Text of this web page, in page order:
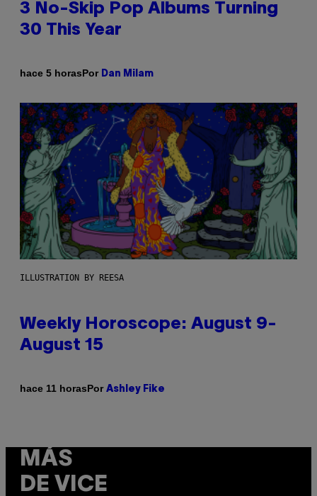
3 No-Skip Pop Albums Turning
30 This Year
hace 5 horasPor Dan Milam
ILLUSTRATION BY REESA
Weekly Horoscope: August 9-
August 15
hace 11 horasPor Ashley Fike
MÁS
DE VICE